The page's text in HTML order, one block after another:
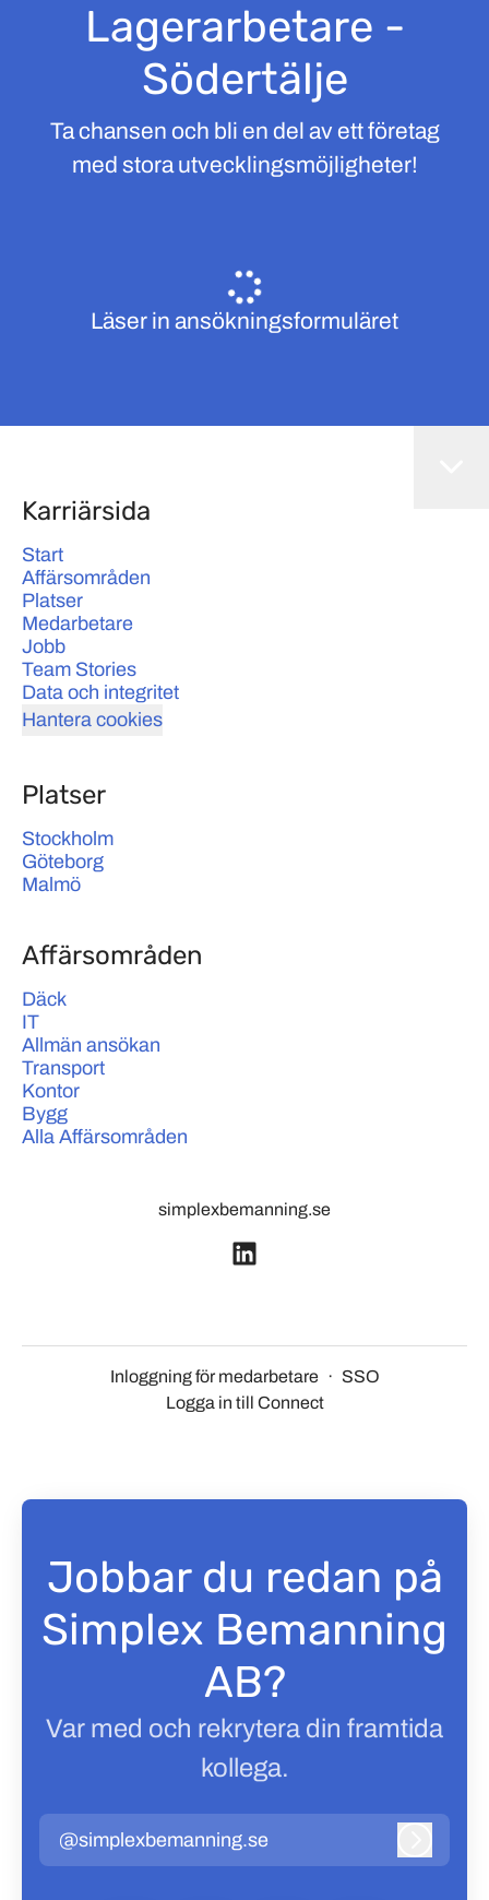
Lagerarbetare -
Södertälje
Ta chansen och bli en del av ett företag
med stora utvecklingsmöjligheter!
Läser in ansökningsformuläret
Karriärsida
Start
Affärsområden
Platser
Medarbetare
Jobb
Team Stories
Data och integritet
Hantera cookies
Platser
Stockholm
Göteborg
Malmö
Affärsområden
Däck
IT
Allmän ansökan
Transport
Kontor
Bygg
Alla Affärsområden
simplexbemanning.se
Inloggning för medarbetare · SSO
Logga in till Connect
Jobbar du redan på
Simplex Bemanning
AB?
Var med och rekrytera din framtida
kollega.
@simplexbemanning.se